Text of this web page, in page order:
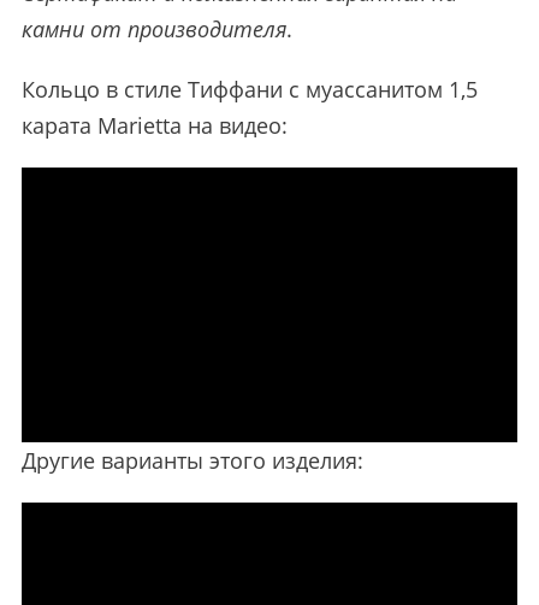
камни от производителя.
Кольцо в стиле Тиффани с муассанитом 1,5
карата Marietta на видео:
Другие варианты этого изделия: